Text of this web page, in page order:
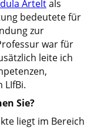
Arteltals
bedeutete für
zur
war für
leite ich
LIfBi.
Sie?
liegt im Bereich